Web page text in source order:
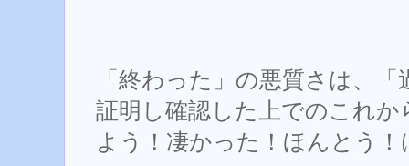
「終わった」の悪質さは、
証明し確認した上でのこれ
よう！凄かった！ほんとう